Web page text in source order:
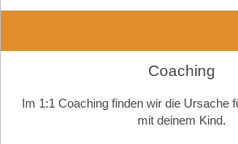
Coaching
Im 1:1 Coaching finden wir die Ursache
mit deinem Kind.